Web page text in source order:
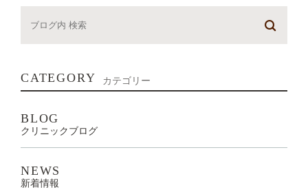
CATEGORY カテゴリー
BLOG
クリニックブログ
NEWS
新着情報